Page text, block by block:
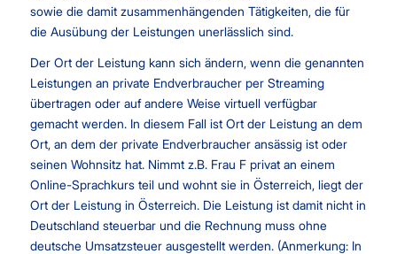
sowie die damit zusammenhängenden Tätigkeiten, die für
die Ausübung der Leistungen unerlässlich sind.
Der Ort der Leistung kann sich ändern, wenn die genannten
Leistungen an private Endverbraucher per Streaming
übertragen oder auf andere Weise virtuell verfügbar
gemacht werden. In diesem Fall ist Ort der Leistung an dem
Ort, an dem der private Endverbraucher ansässig ist oder
seinen Wohnsitz hat. Nimmt z.B. Frau F privat an einem
Online-Sprachkurs teil und wohnt sie in Österreich, liegt der
Ort der Leistung in Österreich. Die Leistung ist damit nicht in
Deutschland steuerbar und die Rechnung muss ohne
deutsche Umsatzsteuer ausgestellt werden. (Anmerkung: In